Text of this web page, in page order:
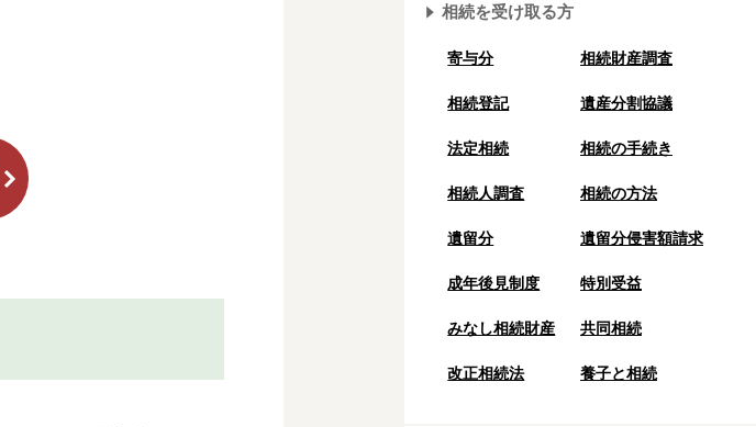
相続を受け取る方
寄与分 相続財産調査
相続登記 遺産分割協議
法定相続 相続の⼿続き
相続人調査 相続の方法
遺留分 遺留分侵害額請求
成年後⾒制度 特別受益
みなし相続財産 共同相続
改正相続法 養子と相続